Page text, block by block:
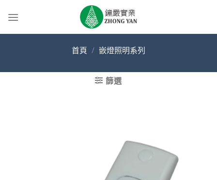
首頁 / 嵌燈照明系列
篩選